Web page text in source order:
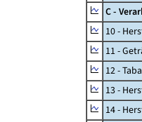
C -
10 -
11 -
12 -
13 -
14 -